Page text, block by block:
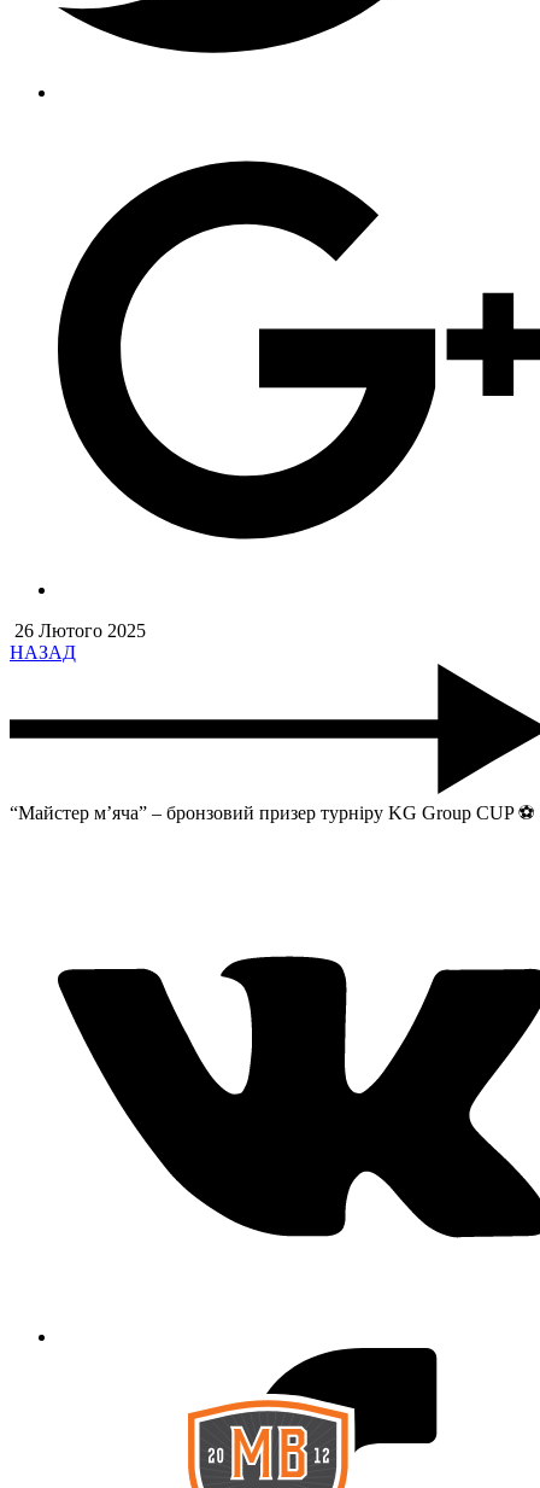
26 Лютого 2025
НАЗАД
“Майстер м’яча” – бронзовий призер турніру KG Group CUP ⚽️